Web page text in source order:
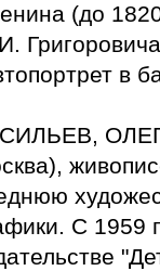
(до
в
ОЛЕГ
С 1959